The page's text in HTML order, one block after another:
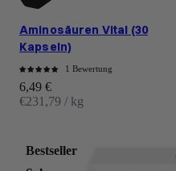
Aminosäuren Vital (30
Kapseln)
1 Bewertung
Angebot
6,49 €
€231,79 / kg
Bestseller